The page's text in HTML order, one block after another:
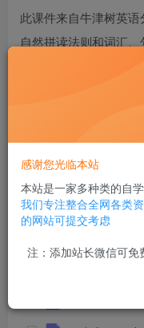
此课件来自牛津树英
自然拼读法则和词汇
一样逐级提高，最后
都是独立的小故事，
过结合4-6阶的单词和
牛津树英语分级绘本
感谢您光临本站
本站是一家多种类的自
我们专注整合全网各类
的网站可提交考虑
注：添加站长微信可免